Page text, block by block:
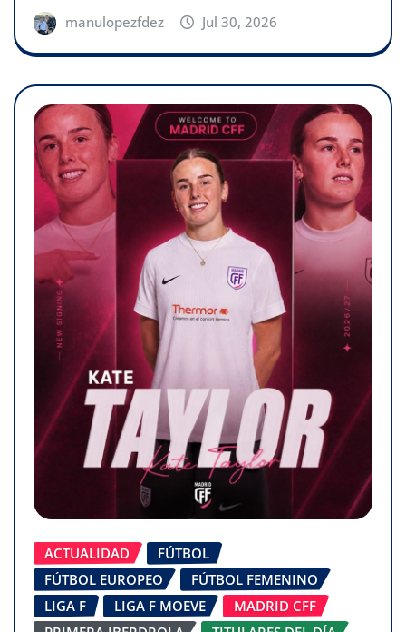
manulopezfdez Jul 30, 2026
ACTUALIDAD
FÚTBOL
FÚTBOL EUROPEO
FÚTBOL FEMENINO
LIGA F
LIGA F MOEVE
MADRID CFF